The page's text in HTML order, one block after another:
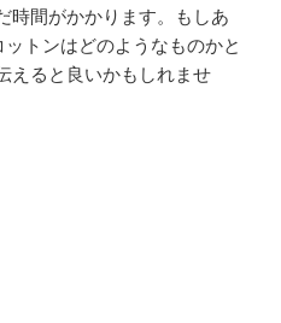
時間がかかります。もしあ
トンはどのようなものかと
えると良いかもしれませ